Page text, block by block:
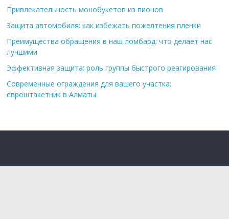
Привлекательность монобукетов из пионов
Защита автомобиля: как избежать пожелтения пленки
Преимущества обращения в наш ломбард: что делает нас
лучшими
Эффективная защита: роль группы быстрого реагирования
Современные ограждения для вашего участка:
евроштакетник в Алматы